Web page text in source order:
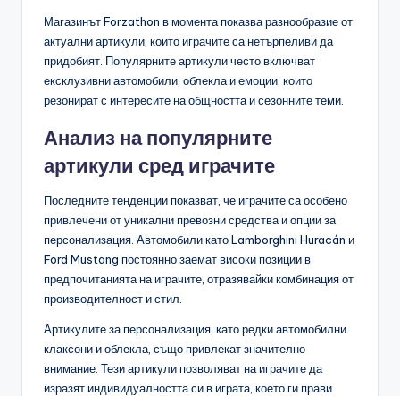
Магазинът Forzathon в момента показва разнообразие от
актуални артикули, които играчите са нетърпеливи да
придобият. Популярните артикули често включват
ексклузивни автомобили, облекла и емоции, които
резонират с интересите на общността и сезонните теми.
Анализ на популярните
артикули сред играчите
Последните тенденции показват, че играчите са особено
привлечени от уникални превозни средства и опции за
персонализация. Автомобили като Lamborghini Huracán и
Ford Mustang постоянно заемат високи позиции в
предпочитанията на играчите, отразявайки комбинация от
производителност и стил.
Артикулите за персонализация, като редки автомобилни
клаксони и облекла, също привлекат значително
внимание. Тези артикули позволяват на играчите да
изразят индивидуалността си в играта, което ги прави